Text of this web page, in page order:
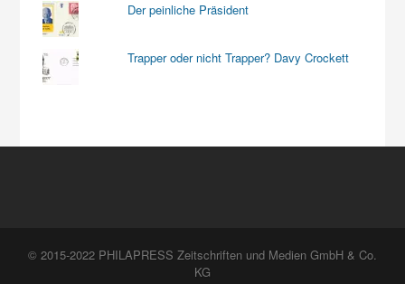
Der peinliche Präsident
Trapper oder nicht Trapper? Davy Crockett
© 2015-2022 PHILAPRESS Zeitschriften und Medien GmbH & Co.
KG